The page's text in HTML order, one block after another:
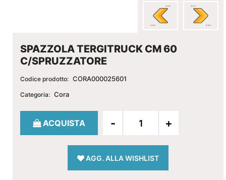
SPAZZOLA TERGITRUCK CM 60
C/SPRUZZATORE
Codice prodotto: CORA000025601
Categoria: Cora
Quantità
ACQUISTA
AGG. ALLA WISHLIST